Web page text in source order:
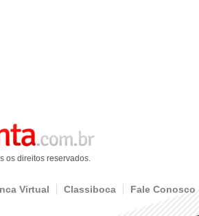
os direitos reservados.
Virtual Classiboca Fale Conosco